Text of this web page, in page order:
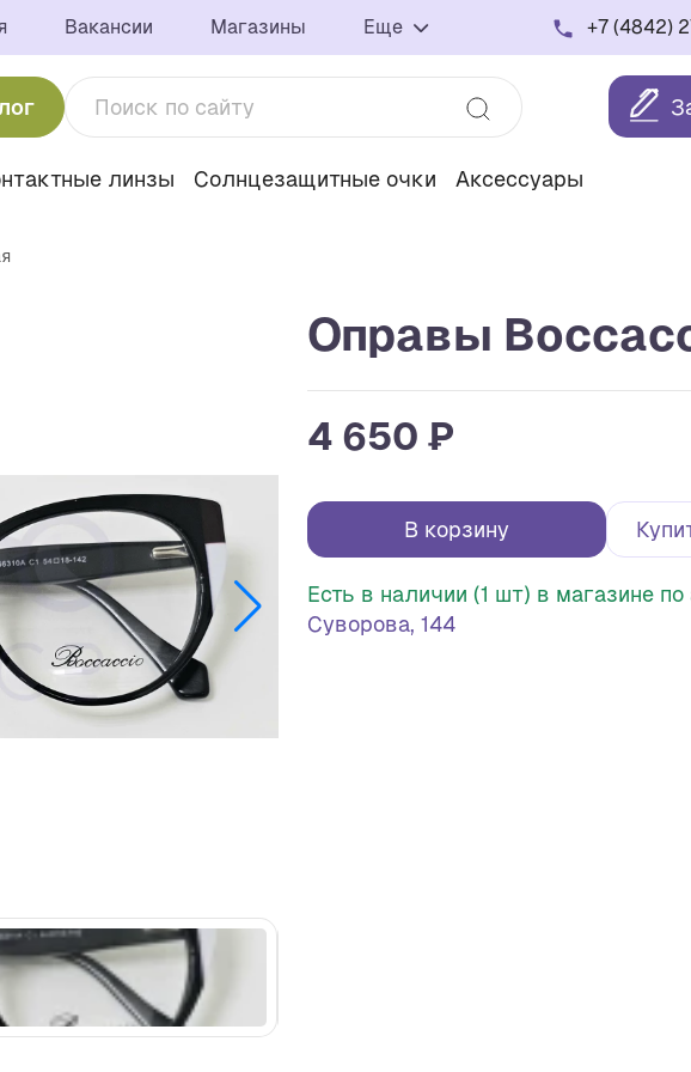
Вакансии Магазины Еще +7 (4842)
линзы Солнцезащитные очки Аксессуары
Оправы
4 650 ₽
В корзину
Есть в наличии (1 шт) в магазине
Суворова, 144